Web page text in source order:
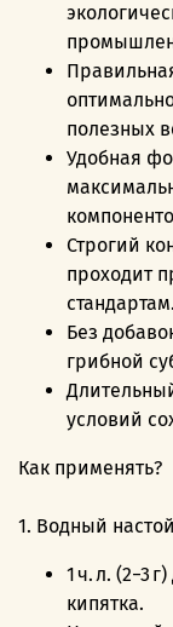
полезных
Удобная
Строгий
проходит
стандартам.
Без
грибной
условий
Как применять?
1. Водный
1 ч. л. (2−3
кипятка.